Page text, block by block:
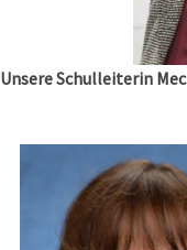
Unsere Schulleiterin